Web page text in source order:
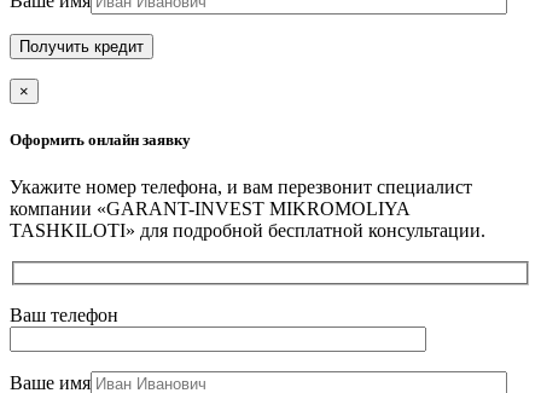
×
Оформить онлайн заявку
Укажите номер телефона, и вам перезвонит специалист
компании «GARANT-INVEST MIKROMOLIYA
TASHKILOTI» для подробной бесплатной консультации.
Ваш телефон
Ваше имя